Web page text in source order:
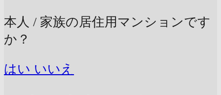
本人 / 家族の居住用マンションです
か？
はい いいえ